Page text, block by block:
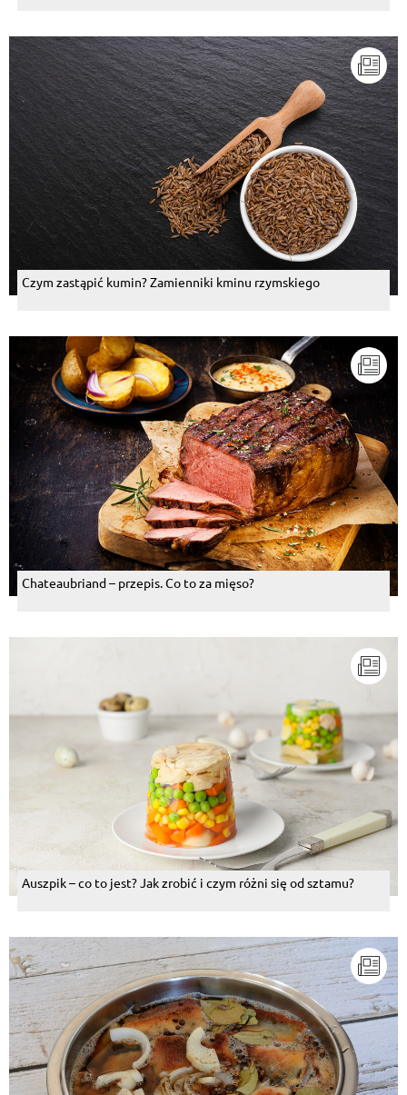
Mateusz Solnica, 13.03.2020
Pyszne!
Odpowiedz
Beata Ngatsimi Betayene, 16.02.2020
Zredukowałam ilość rozgrzanego masła o połowę i
proszku do pieczenia też dałam mniej. Syrop
klonowy zbędny. Ja podałam z marmoladą z czarnej
porzeczki. Fajne też z powidłami. No uciecha dla
podniebienia, ale z umiarem ponieważ niezbyt fit. Ale
co tam... Raz kiedyś można sobie trochę pofolgować
Mnie zawsze smakują i zawsze się udają są
wspaniałe. Dobra wyżerka ale z umiarem.
Odpowiedz
Jarek Surynt, 04.01.2019
ile mleka wlać?
Odpowiedz
Malwina Celemer, 04.11.2018
super. Dla osub co nspewno mają wszystkie
produkty.
Odpowiedz
ze smnietanką i na koniec pianę z białek.
Odpowiedz
Alicja Ma. , 12.04.2017
szkoda, że z proszku....
Czym zastąpić kumin? Zamienniki kminu rzymskiego
Chateaubriand – przepis. Co to za mięso?
Auszpik – co to jest? Jak zrobić i czym różni się od sztamu?